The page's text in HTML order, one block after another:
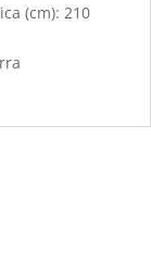
(cm): 210